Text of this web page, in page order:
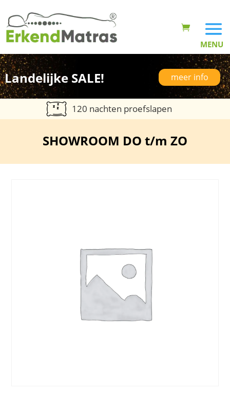
Landelijke SALE! meer info
120 nachten proefslapen
SHOWROOM DO t/m ZO